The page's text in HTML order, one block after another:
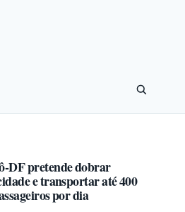
DF pretende dobrar
e transportar até 400
por dia